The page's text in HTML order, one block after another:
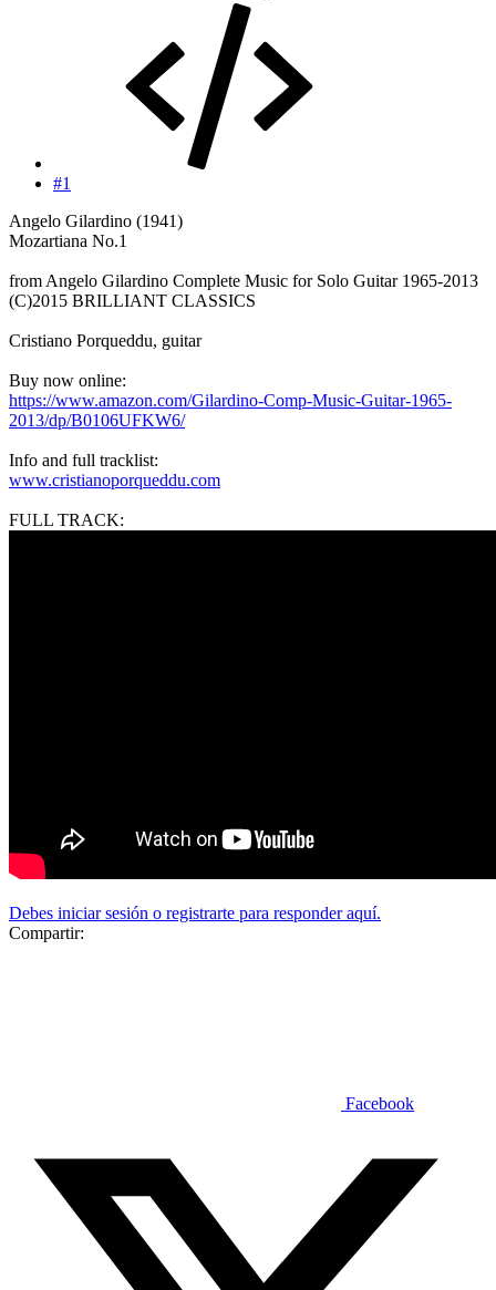
#1
Angelo Gilardino (1941)
Mozartiana No.1
from Angelo Gilardino Complete Music for Solo Guitar 1965-2013
(C)2015 BRILLIANT CLASSICS
Cristiano Porqueddu, guitar
Buy now online:
https://www.amazon.com/Gilardino-Comp-Music-Guitar-1965-
2013/dp/B0106UFKW6/
Info and full tracklist:
www.cristianoporqueddu.com
FULL TRACK:
Debes iniciar sesión o registrarte para responder aquí.
Compartir:
Facebook